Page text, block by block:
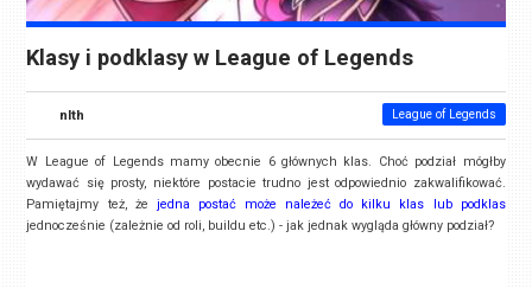
Klasy i podklasy w League of Legends
nlth League of Legends
W League of Legends mamy obecnie 6 głównych klas. Choć podział mógłby
wydawać się prosty, niektóre postacie trudno jest odpowiednio zakwalifikować.
Pamiętajmy też, że jedna postać może należeć do kilku klas lub podklas
jednocześnie (zależnie od roli, buildu etc.) - jak jednak wygląda główny podział?